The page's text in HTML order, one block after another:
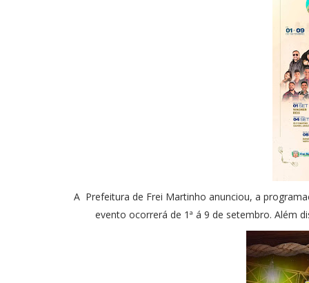
A Prefeitura de Frei Martinho anunciou, a
evento ocorrerá de 1ª á 9 de setembro. Além